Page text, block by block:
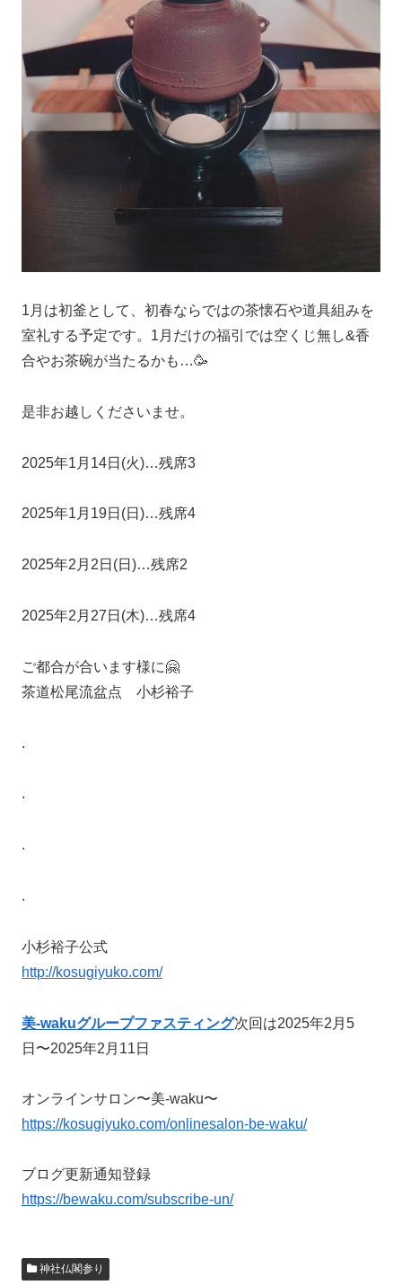
1月は初釜として、初春ならではの茶懐石や道具組みを
室礼する予定です。1月だけの福引では空くじ無し&香
合やお茶碗が当たるかも…🥳
是非お越しくださいませ。
2025年1月14日(火)…残席3
2025年1月19日(日)…残席4
2025年2月2日(日)…残席2
2025年2月27日(木)…残席4
ご都合が合います様に🤗
茶道松尾流盆点 小杉裕子
.
.
.
.
小杉裕子公式
http://kosugiyuko.com/
美-wakuグループファスティング次回は2025年2月5
日〜2025年2月11日
オンラインサロン〜美-waku〜
https://kosugiyuko.com/onlinesalon-be-waku/
ブログ更新通知登録
https://bewaku.com/subscribe-un/
神社仏閣参り